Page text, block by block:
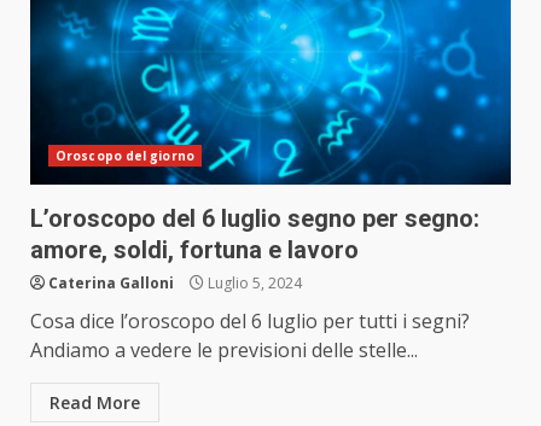
Oroscopo del giorno
L’oroscopo del 6 luglio segno per segno:
amore, soldi, fortuna e lavoro
Caterina Galloni Luglio 5, 2024
Cosa dice l’oroscopo del 6 luglio per tutti i segni?
Andiamo a vedere le previsioni delle stelle...
Read More